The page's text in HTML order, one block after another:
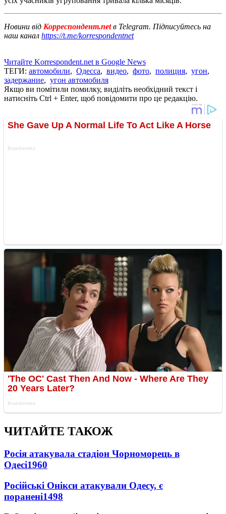
Новини від Корреспондент.netв Telegram. Підписуйтесь на
наш канал https://t.me/korrespondentnet
Читайте Korrespondent.net в Google News
ТЕГИ: автомобили, Одесса, видео, фото, полиция, угон,
задержание, угон автомобиля
Якщо ви помітили помилку, виділіть необхідний текст і
натисніть Ctrl + Enter, щоб повідомити про це редакцію.
ЧИТАЙТЕ ТАКОЖ
Росія атакувала стадіон Чорноморець в
Одесі1960
Російські Онікси атакували Одесу, є
поранені1498